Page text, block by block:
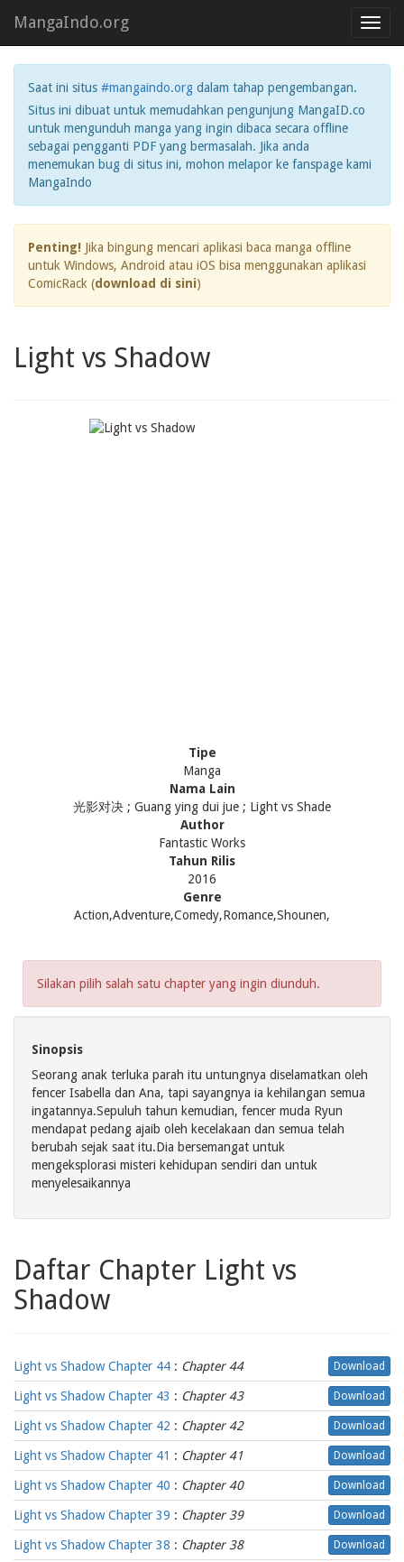
MangaIndo.org
Saat ini situs #mangaindo.org dalam tahap pengembangan.
Situs ini dibuat untuk memudahkan pengunjung MangaID.co
untuk mengunduh manga yang ingin dibaca secara offline
sebagai pengganti PDF yang bermasalah. Jika anda
menemukan bug di situs ini, mohon melapor ke fanspage kami
MangaIndo
Penting! Jika bingung mencari aplikasi baca manga offline
untuk Windows, Android atau iOS bisa menggunakan aplikasi
ComicRack (download di sini)
Light vs Shadow
Tipe
Manga
Nama Lain
光影对决 ; Guang ying dui jue ; Light vs Shade
Author
Fantastic Works
Tahun Rilis
2016
Genre
Action,Adventure,Comedy,Romance,Shounen,
Silakan pilih salah satu chapter yang ingin diunduh.
Sinopsis
Seorang anak terluka parah itu untungnya diselamatkan oleh
fencer Isabella dan Ana, tapi sayangnya ia kehilangan semua
ingatannya.Sepuluh tahun kemudian, fencer muda Ryun
mendapat pedang ajaib oleh kecelakaan dan semua telah
berubah sejak saat itu.Dia bersemangat untuk
mengeksplorasi misteri kehidupan sendiri dan untuk
menyelesaikannya
Daftar Chapter Light vs
Shadow
Light vs Shadow Chapter 44 : Chapter 44 Download
Light vs Shadow Chapter 43 : Chapter 43 Download
Light vs Shadow Chapter 42 : Chapter 42 Download
Light vs Shadow Chapter 41 : Chapter 41 Download
Light vs Shadow Chapter 40 : Chapter 40 Download
Light vs Shadow Chapter 39 : Chapter 39 Download
Light vs Shadow Chapter 38 : Chapter 38 Download